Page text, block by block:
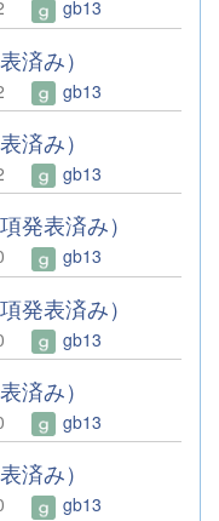
gb13
済み）
gb13
済み）
gb13
発表済み）
gb13
発表済み）
gb13
済み）
gb13
済み）
gb13